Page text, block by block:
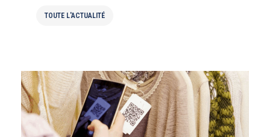
TOUTE L'ACTUALITÉ